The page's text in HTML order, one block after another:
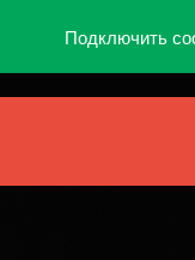
Подключить